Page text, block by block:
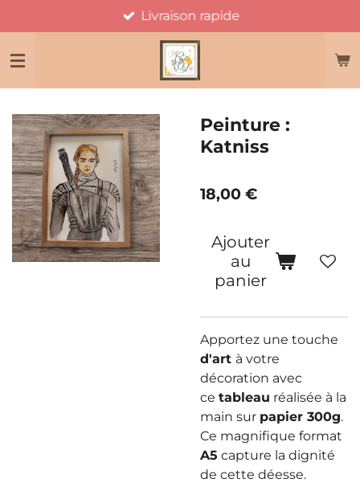
au
contenu
Livraison rapide
Peinture :
Katniss
18,00 €
Ajouter
au
panier
Apportez une touche
d'art à votre
décoration avec
ce tableau réalisée à la
main sur papier 300g.
Ce magnifique format
A5 capture la dignité
de cette déesse.